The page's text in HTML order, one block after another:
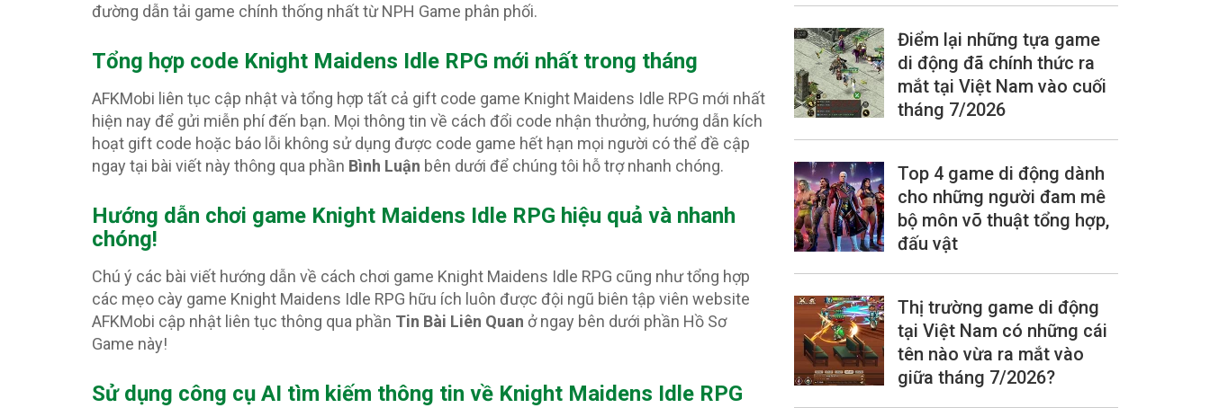
đường dẫn tải game chính thống nhất từ NPH Game phân phối.
Tổng hợp code Knight Maidens Idle RPG mới nhất trong tháng
AFKMobi liên tục cập nhật và tổng hợp tất cả gift code game Knight Maidens Idle RPG mới nhất
hiện nay để gửi miễn phí đến bạn. Mọi thông tin về cách đổi code nhận thưởng, hướng dẫn kích
hoạt gift code hoặc báo lỗi không sử dụng được code game hết hạn mọi người có thể đề cập
ngay tại bài viết này thông qua phần Bình Luận bên dưới để chúng tôi hỗ trợ nhanh chóng.
Hướng dẫn chơi game Knight Maidens Idle RPG hiệu quả và nhanh
chóng!
Chú ý các bài viết hướng dẫn về cách chơi game Knight Maidens Idle RPG cũng như tổng hợp
các mẹo cày game Knight Maidens Idle RPG hữu ích luôn được đội ngũ biên tập viên website
AFKMobi cập nhật liên tục thông qua phần Tin Bài Liên Quan ở ngay bên dưới phần Hồ Sơ
Game này!
Sử dụng công cụ AI tìm kiếm thông tin về Knight Maidens Idle RPG
Điểm lại những tựa game
di động đã chính thức ra
mắt tại Việt Nam vào cuối
tháng 7/2026
Top 4 game di động dành
cho những người đam mê
bộ môn võ thuật tổng hợp,
đấu vật
Thị trường game di động
tại Việt Nam có những cái
tên nào vừa ra mắt vào
giữa tháng 7/2026?